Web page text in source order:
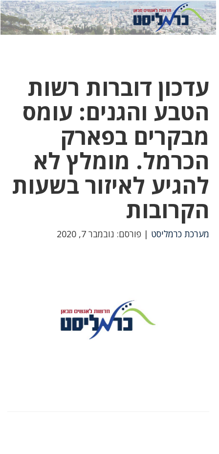
לחץ
כאן
לחץ
כדי
עדכון דוברות רשות
הטבע והגנים: עומס
מבקרים בפארק
הכרמל. מומלץ לא
להגיע לאיזור בשעות
הקרובות
מערכת כרמליסט | פורסם: נובמבר 7, 2020